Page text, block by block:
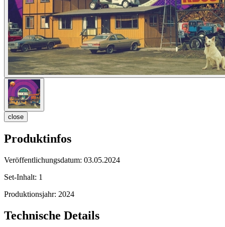
close
Produktinfos
Veröffentlichungsdatum: 03.05.2024
Set-Inhalt: 1
Produktionsjahr: 2024
Technische Details